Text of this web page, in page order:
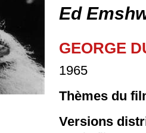
Ed
GEORGE
1965
Thèmes du
Versions